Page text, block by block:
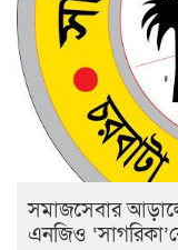
সমাজসেবার
এনজিও